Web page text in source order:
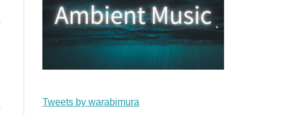
Tweets by warabimura